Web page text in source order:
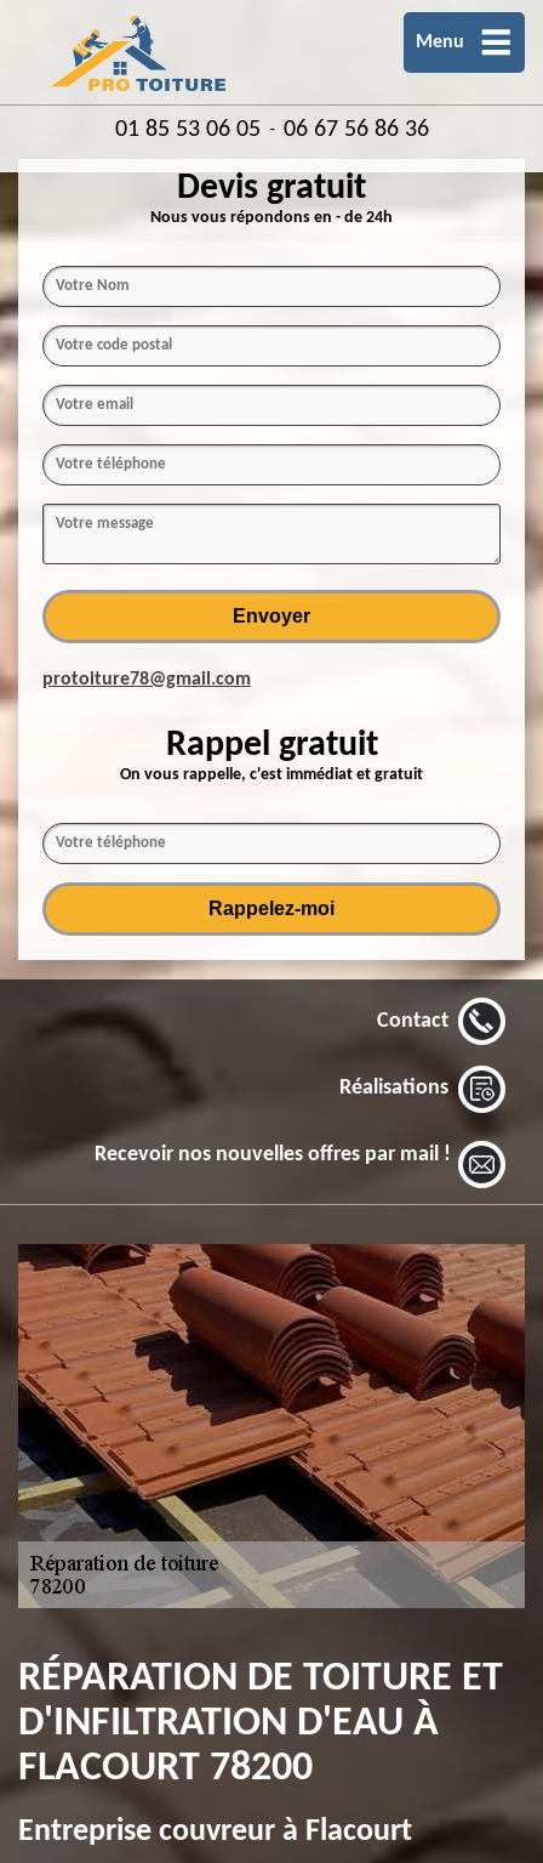
Menu
01 85 53 06 05 - 06 67 56 86 36
Devis gratuit
Nous vous répondons en - de 24h
protoiture78@gmail.com
Rappel gratuit
On vous rappelle, c'est immédiat et gratuit
Contact
Réalisations
Recevoir nos nouvelles offres par mail !
RÉPARATION DE TOITURE ET
D'INFILTRATION D'EAU À
FLACOURT 78200
Entreprise couvreur à Flacourt